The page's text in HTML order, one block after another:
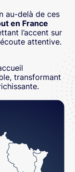
au-delà de ces
en France
l’accent sur
attentive.
transformant